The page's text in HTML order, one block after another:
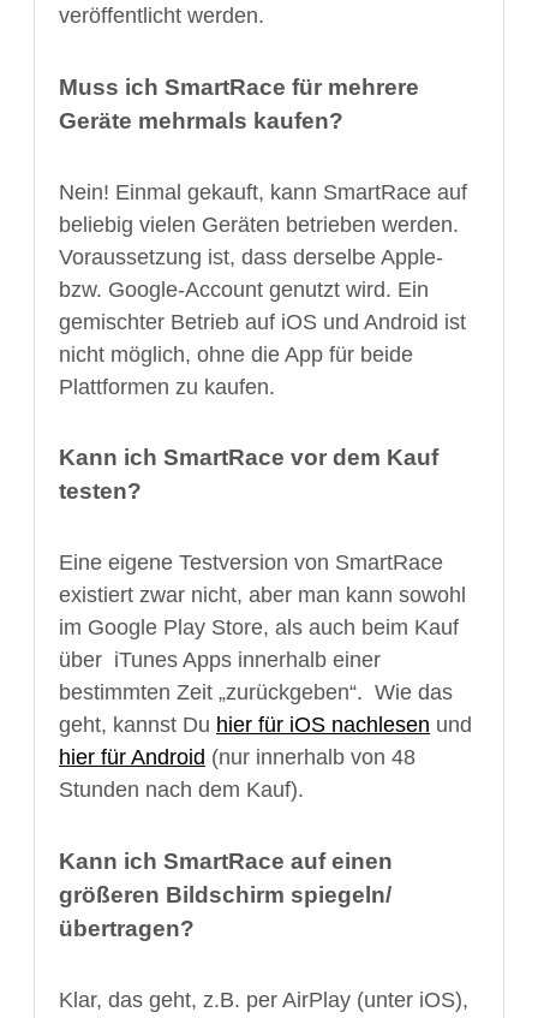
veröffentlicht werden.
Muss ich SmartRace für mehrere
Geräte mehrmals kaufen?
Nein! Einmal gekauft, kann SmartRace auf
beliebig vielen Geräten betrieben werden.
Voraussetzung ist, dass derselbe Apple-
bzw. Google-Account genutzt wird. Ein
gemischter Betrieb auf iOS und Android ist
nicht möglich, ohne die App für beide
Plattformen zu kaufen.
Kann ich SmartRace vor dem Kauf
testen?
Eine eigene Testversion von SmartRace
existiert zwar nicht, aber man kann sowohl
im Google Play Store, als auch beim Kauf
über iTunes Apps innerhalb einer
bestimmten Zeit „zurückgeben“. Wie das
geht, kannst Du hier für iOS nachlesen und
hier für Android (nur innerhalb von 48
Stunden nach dem Kauf).
Kann ich SmartRace auf einen
größeren Bildschirm spiegeln/
übertragen?
Klar, das geht, z.B. per AirPlay (unter iOS),